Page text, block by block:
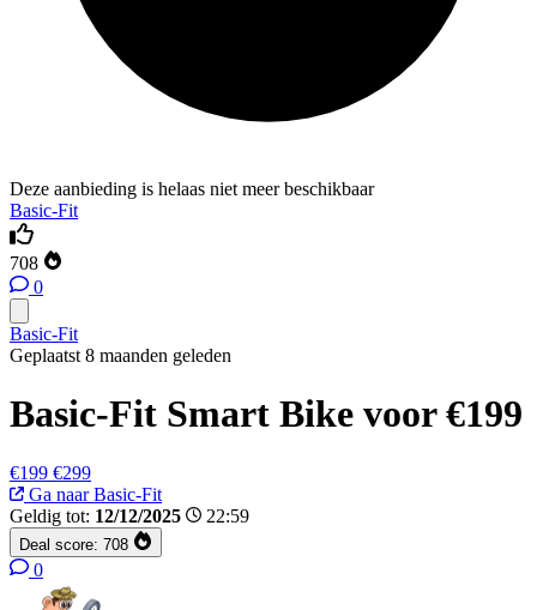
Deze aanbieding is helaas niet meer beschikbaar
Basic-Fit
708
0
Basic-Fit
Geplaatst 8 maanden geleden
Basic-Fit Smart Bike voor €199
€199 €299
Ga naar Basic-Fit
Geldig tot: 12/12/2025 22:59
Deal score: 708
0